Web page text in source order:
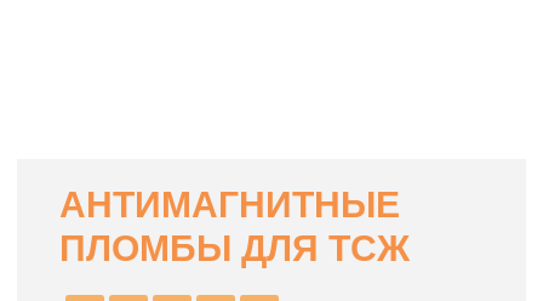
АНТИМАГНИТНЫЕ
ПЛОМБЫ ДЛЯ ТСЖ